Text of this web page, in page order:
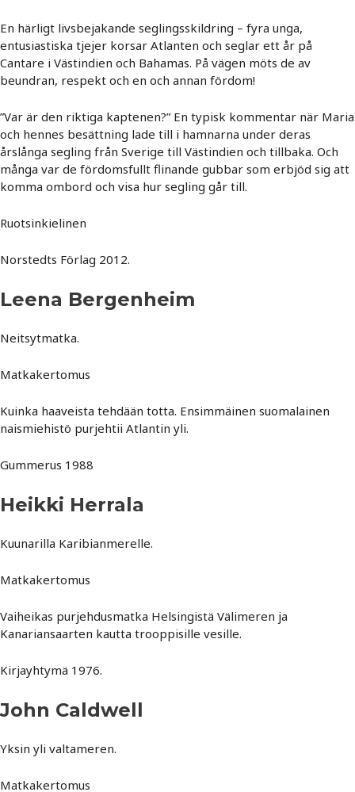
En härligt livsbejakande seglingsskildring – fyra unga,
entusiastiska tjejer korsar Atlanten och seglar ett år på
Cantare i Västindien och Bahamas. På vägen möts de av
beundran, respekt och en och annan fördom!
”Var är den riktiga kaptenen?” En typisk kommentar när Maria
och hennes besättning lade till i hamnarna under deras
årslånga segling från Sverige till Västindien och tillbaka. Och
många var de fördomsfullt flinande gubbar som erbjöd sig att
komma ombord och visa hur segling går till.
Ruotsinkielinen
Norstedts Förlag 2012.
Leena Bergenheim
Neitsytmatka.
Matkakertomus
Kuinka haaveista tehdään totta. Ensimmäinen suomalainen
naismiehistö purjehtii Atlantin yli.
Gummerus 1988
Heikki Herrala
Kuunarilla Karibianmerelle.
Matkakertomus
Vaiheikas purjehdusmatka Helsingistä Välimeren ja
Kanariansaarten kautta trooppisille vesille.
Kirjayhtymä 1976.
John Caldwell
Yksin yli valtameren.
Matkakertomus